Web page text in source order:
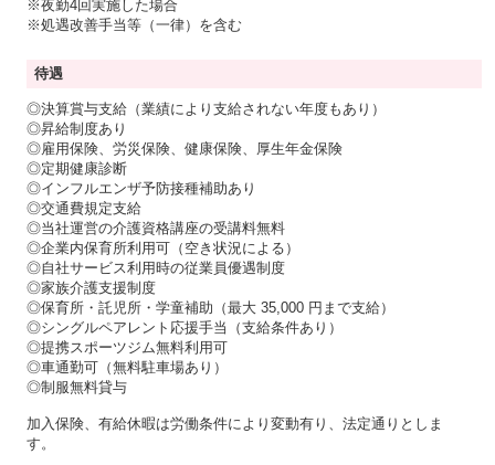
※夜勤4回実施した場合
※処遇改善手当等（一律）を含む
待遇
◎決算賞与支給（業績により支給されない年度もあり）
◎昇給制度あり
◎雇用保険、労災保険、健康保険、厚生年金保険
◎定期健康診断
◎インフルエンザ予防接種補助あり
◎交通費規定支給
◎当社運営の介護資格講座の受講料無料
◎企業内保育所利用可（空き状況による）
◎自社サービス利用時の従業員優遇制度
◎家族介護支援制度
◎保育所・託児所・学童補助（最大 35,000 円まで支給）
◎シングルペアレント応援手当（支給条件あり）
◎提携スポーツジム無料利用可
◎車通勤可（無料駐車場あり）
◎制服無料貸与
加入保険、有給休暇は労働条件により変動有り、法定通りとしま
す。